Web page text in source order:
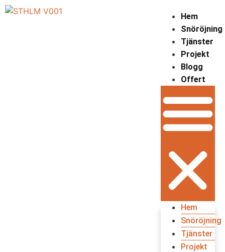
Hem
Snöröjning
Tjänster
Projekt
Blogg
Offert
Hem
Snöröjning
Tjänster
Projekt